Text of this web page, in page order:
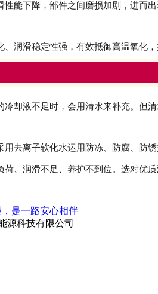
能下降，部件之间磨损加剧，进而
润滑稳定性强，有效抵御高温氧化
却液不足时，会用清水来补充。但
去离子软化水运用防冻、防腐、防
、润滑不足、养护不到位。选对优
是一路安心相伴
源科技有限公司